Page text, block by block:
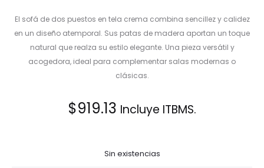
El sofá de dos puestos en tela crema combina sencillez y calidez
en un diseño atemporal. Sus patas de madera aportan un toque
natural que realza su estilo elegante. Una pieza versátil y
acogedora, ideal para complementar salas modernas o
clásicas.
$919.13 Incluye ITBMS.
Sin existencias